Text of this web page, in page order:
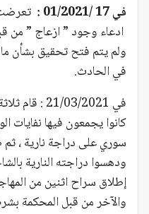
في 17 /01/2021 :
ادعاء وجود ” ازعاج ” من
في الحادث.
في 21/03/
كانوا يجمعون فيها نفايات
سوري على دراجة نارية ،
ودهسوا دراجته النارية
إطلاق سراح اثنين من
والآخر من قبل المحكمة